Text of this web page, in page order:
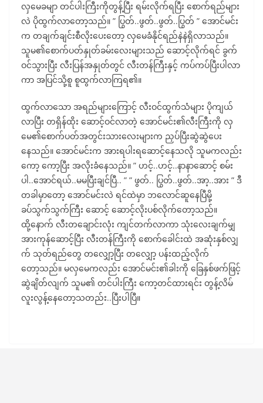
လှမေခမျာ တင်ပါးကြီးကိုတွန့်ပြီး ရမ်းလိုက်ရပြီး စောက်ရည်များ
လဲ ပိုထွက်လာတော့သည်။ ” ပြွတ်..ဖွတ်..ဖွတ်..ပြွတ် ” အောင်မင်း
က တချက်ချင်းစီလိုးပေးတော့ လှမေခံနိုင်ရည်နဲနဲရှိလာသည်။
သူမ၏စောက်ပတ်နှုတ်ခမ်းလေးများသည် ဆောင့်လိုက်ရင် ခွက်
ဝင်သွားပြီး လီးပြန်အနှုတ်တွင် လီးတန်ကြီးနှင့် ကပ်ကပ်ပြီးပါလာ
ကာ အပြင်သို့စူ စူထွက်လာကြရ၏။
ထွက်လာသော အရည်များကြောင့် လီးဝင်ထွက်သံများ ပိုကျယ်
လာပြီး တရှိန်ထိုး ဆောင့်ဝင်လာတဲ့ အောင်မင်း၏လီးကြီးကို လှ
မေ၏စောက်ပတ်အတွင်းသားလေးများက ညှပ်ပြီးဆွဲဆွဲပေး
နေသည်။ အောင်မင်းက အားရပါးရဆောင့်နေသလို သူမကလည်း
ကော့ ကော့ပြီး အလိုးခံနေသည်။ ” ဟင့်..ဟင့်..နာနာဆောင့် စမ်း
ပါ..အောင်ရယ်..မမပြီးချင်ပြီ.. ” ” ဖွတ်.. ပြွတ်..ဖွတ်..အာ့..အား ” ဒီ
တခါမှာတော့ အောင်မင်းလဲ ရင်ထဲမှာ ဘလောင်ဆူနေပြီမို့
ခပ်သွက်သွက်ကြီး ဆောင့် ဆောင့်လိုးပစ်လိုက်တော့သည်။
ထို့နောက် လီးတချောင်းလုံး ကျင်တက်လာကာ သုံးလေးချက်မျှ
အားကုန်ဆောင့်ပြီး လီးတန်ကြီးကို စောက်ခေါင်းထဲ အဆုံးနှစ်လျှ
က် သုတ်ရည်တွေ တလျှော့ပြီး တလျှော့ ပန်းထည့်လိုက်
တော့သည်။ မလှမေကလည်း အောင်မင်း၏ခါးကို ခြေနှစ်ဖက်ဖြင့်
ဆွဲချိတ်လျက် သူမ၏ တင်ပါးကြီး ကော့တင်ထားရင်း တွန့်လိမ်
လူးလွန့်နေတော့သတည်း..ပြီးပါပြီ။